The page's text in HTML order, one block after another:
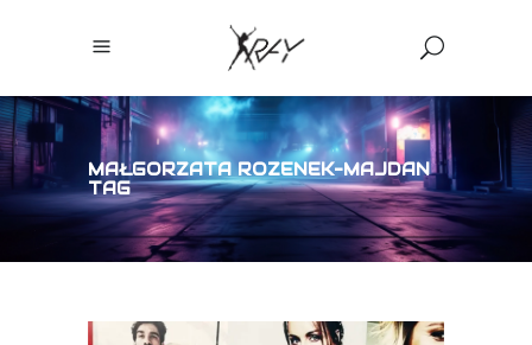
MAŁGORZATA ROZENEK-MAJDAN
TAG